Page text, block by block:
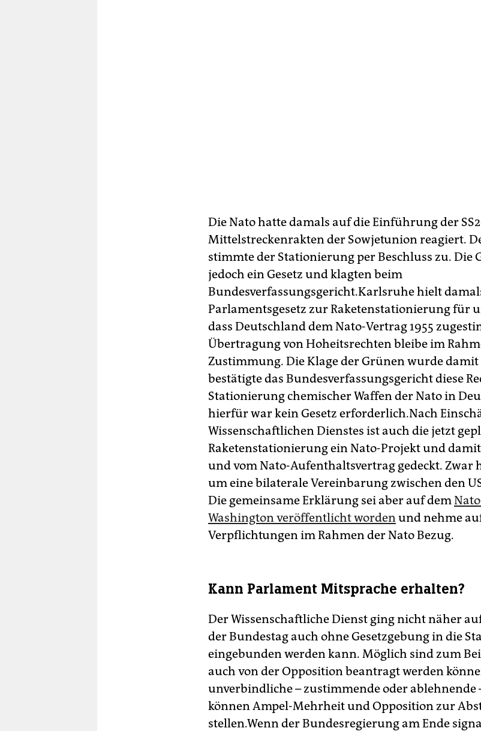
Die Nato hatte damals auf die Einführung der
Mittelstreckenrakten der Sowjetunion reagiert.
stimmte der Stationierung per Beschluss zu. Die
jedoch ein Gesetz und klagten beim
Bundesverfassungsgericht.Karlsruhe hielt
Parlamentsgesetz zur Raketenstationierung für
dass Deutschland dem Nato-Vertrag 1955
Übertragung von Hoheitsrechten bleibe im
Zustimmung. Die Klage der Grünen wurde damit
bestätigte das Bundesverfassungsgericht diese
Stationierung chemischer Waffen der Nato in
hierfür war kein Gesetz erforderlich.Nach
Wissenschaftlichen Dienstes ist auch die jetzt
Raketenstationierung ein Nato-Projekt und
und vom Nato-Aufenthaltsvertrag gedeckt. Zwar
um eine bilaterale Vereinbarung zwischen den
Die gemeinsame Erklärung sei aber auf dem
Washington veröffentlicht wordenund nehme
Verpflichtungen im Rahmen der Nato Bezug.
Kann Parlament Mitsprache erhalten?
Der Wissenschaftliche Dienst ging nicht näher
der Bundestag auch ohne Gesetzgebung in die
eingebunden werden kann. Möglich sind zum
auch von der Opposition beantragt werden
unverbindliche – zustimmende oder ablehnende
können Ampel-Mehrheit und Opposition zur
stellen.Wenn der Bundesregierung am Ende